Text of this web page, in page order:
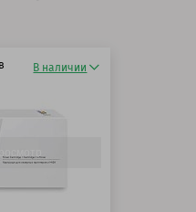
В наличии